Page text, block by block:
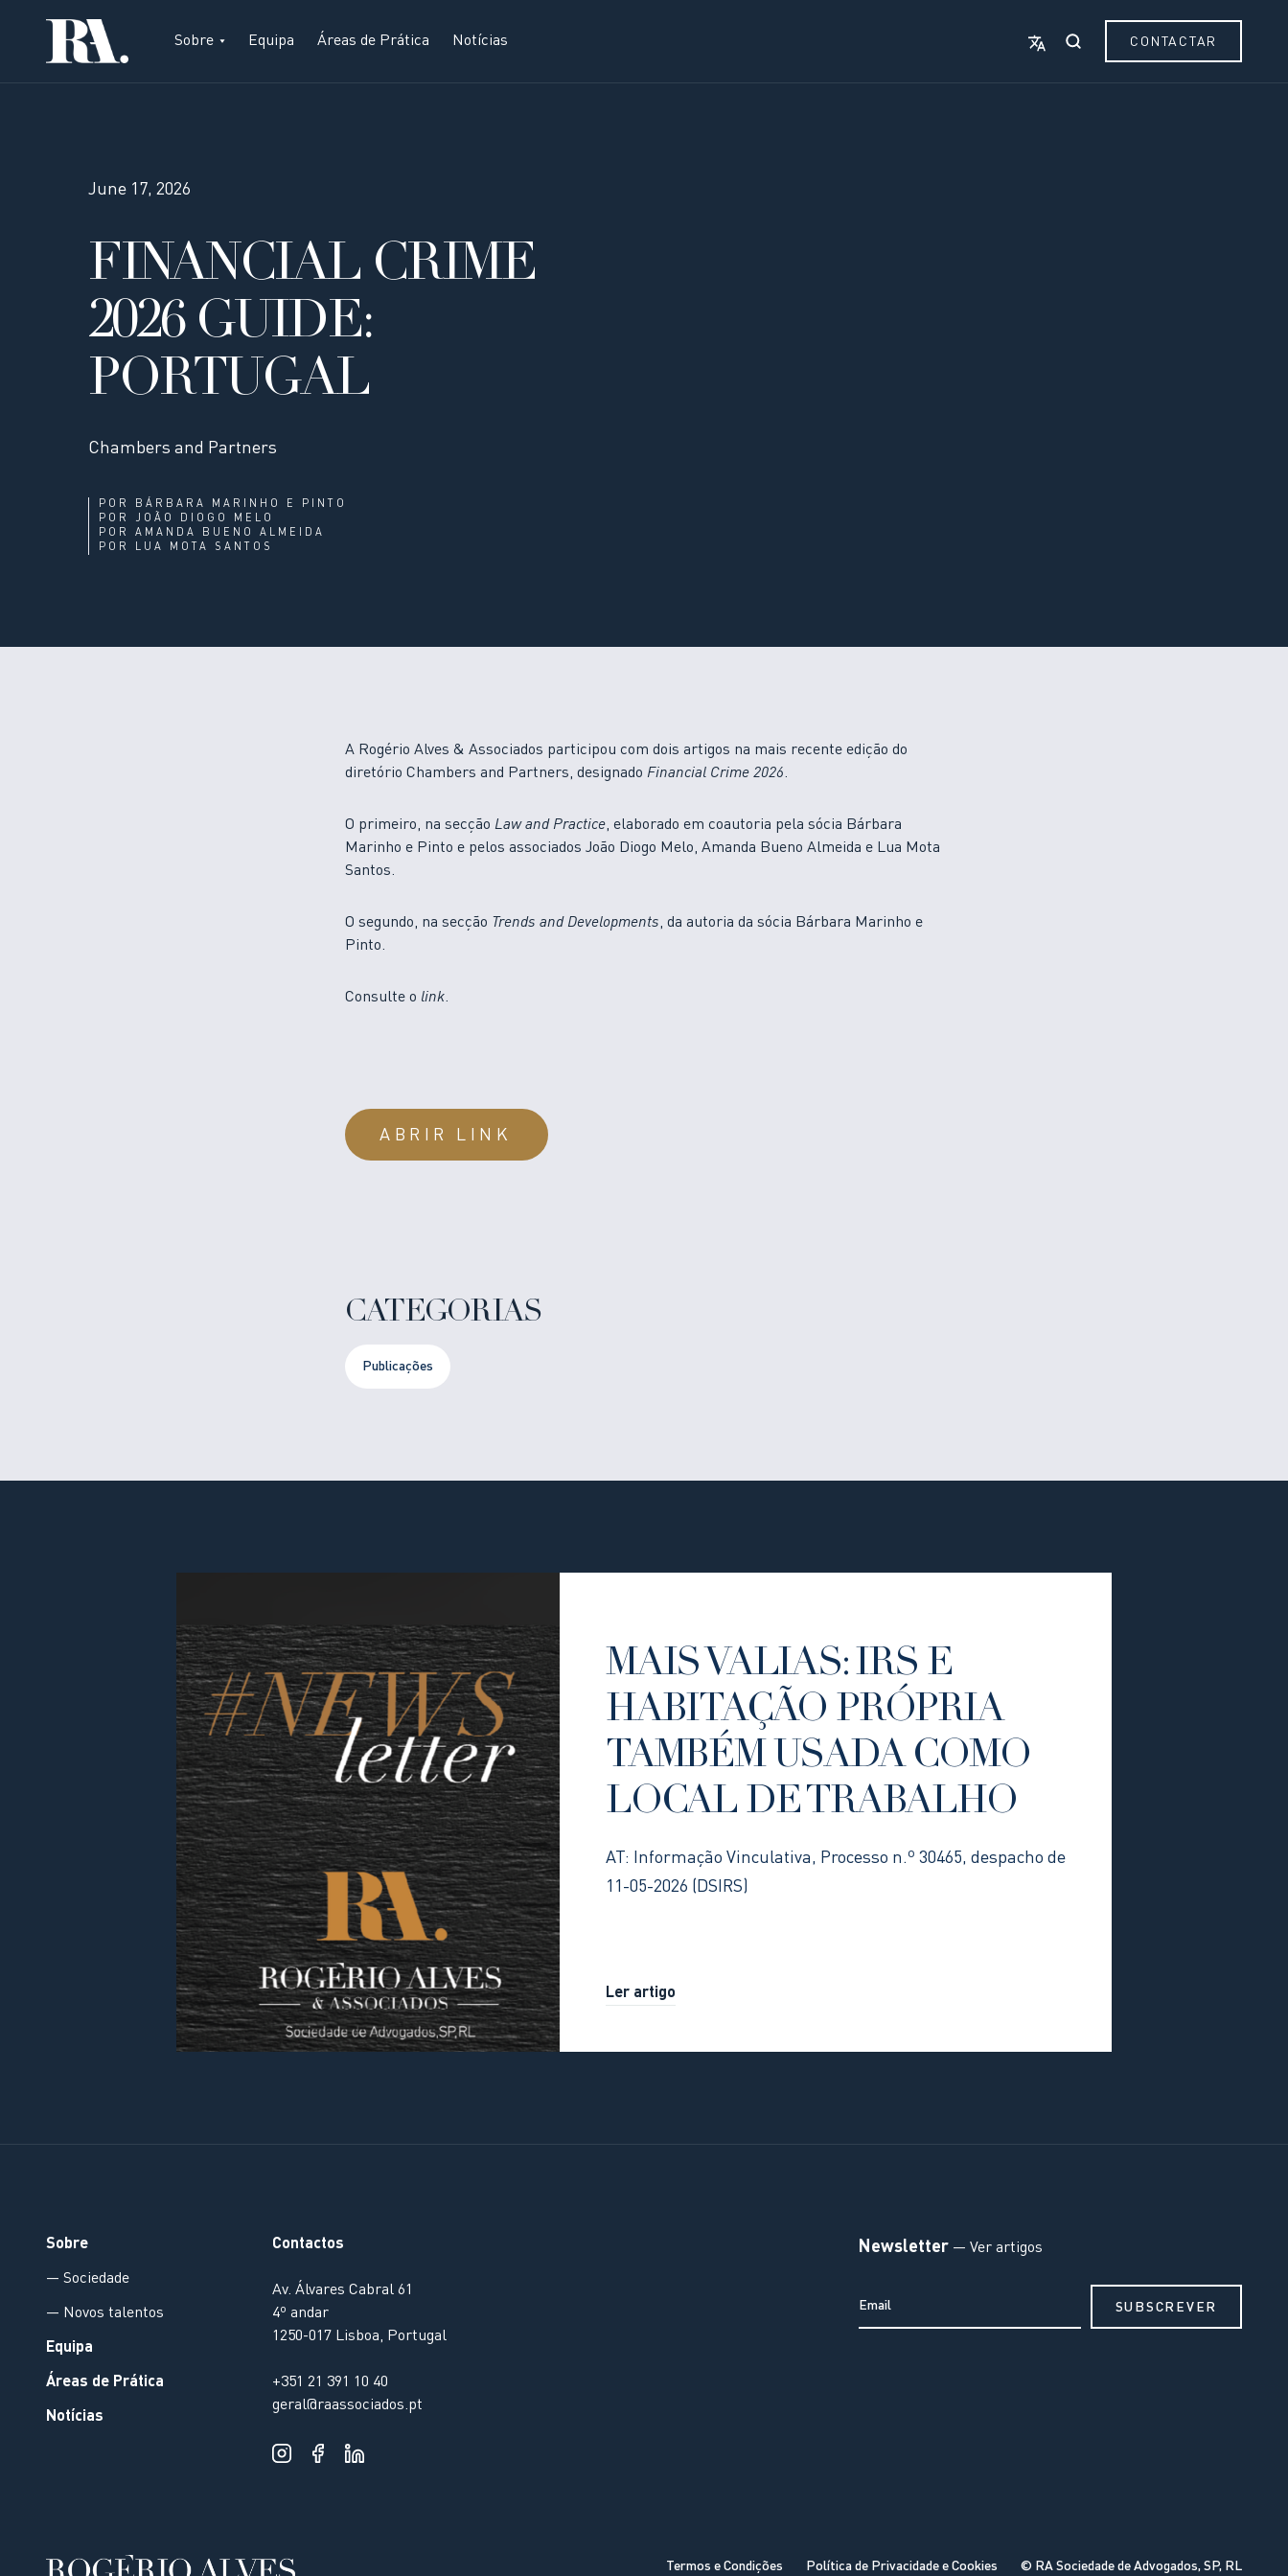
Sobre Equipa Áreas de Prática Notícias CONTACTAR
June 17, 2026
FINANCIAL CRIME
2026 GUIDE:
PORTUGAL
Chambers and Partners
POR
BÁRBARA MARINHO E PINTO
POR JOÃO DIOGO MELO
POR AMANDA BUENO ALMEIDA
POR
LUA MOTA SANTOS
A Rogério Alves & Associados participou com dois artigos na mais recente edição do
diretório Chambers and Partners, designado Financial Crime 2026.
O primeiro, na secção Law and Practice, elaborado em coautoria pela sócia Bárbara
Marinho e Pinto e pelos associados João Diogo Melo, Amanda Bueno Almeida e Lua Mota
Santos.
O segundo, na secção Trends and Developments, da autoria da sócia Bárbara Marinho e
Pinto.
Consulte o link.
ABRIR LINK
CATEGORIAS
Publicações
MAIS VALIAS: IRS E
HABITAÇÃO PRÓPRIA
TAMBÉM USADA COMO
LOCAL DE TRABALHO
AT: Informação Vinculativa, Processo n.º 30465, despacho de
11-05-2026 (DSIRS)
Ler artigo
Sobre
— Sociedade
— Novos talentos
Equipa
Áreas de Prática
Notícias
Contactos
Av. Álvares Cabral 61
4º andar
1250-017 Lisboa, Portugal
+351 21 391 10 40
geral@raassociados.pt
Newsletter — Ver artigos
Termos e Condições Política de Privacidade e Cookies © RA Sociedade de Advogados, SP, RL
visualização. Ao continuar a navegar, concorda com nossa